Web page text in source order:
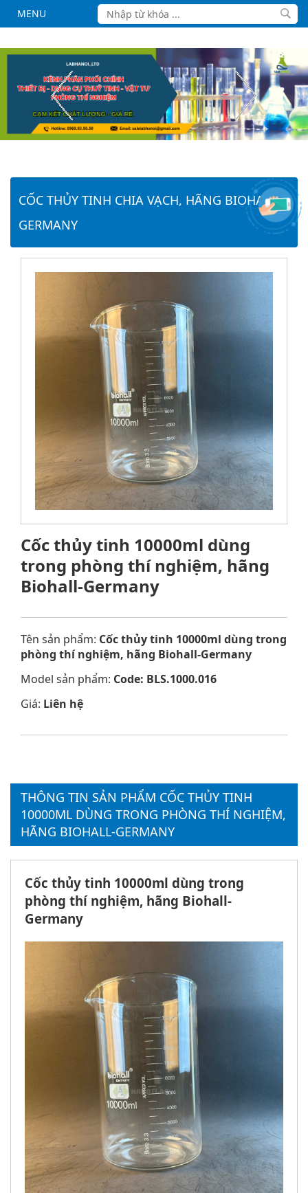
MENU
CỐC THỦY TINH CHIA VẠCH, HÃNG BIOHALL -
GERMANY
Cốc thủy tinh 10000ml dùng
trong phòng thí nghiệm, hãng
Biohall-Germany
Tên sản phẩm: Cốc thủy tinh 10000ml dùng trong
phòng thí nghiệm, hãng Biohall-Germany
Model sản phẩm: Code: BLS.1000.016
Giá: Liên hệ
THÔNG TIN SẢN PHẨM CỐC THỦY TINH
10000ML DÙNG TRONG PHÒNG THÍ NGHIỆM,
HÃNG BIOHALL-GERMANY
Cốc thủy tinh 10000ml dùng trong
phòng thí nghiệm, hãng Biohall-
Germany